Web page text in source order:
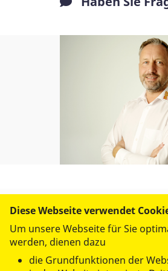
Pflegeberatung
Diese Webseite verwendet
Um unsere Webseite für Sie
werden, dienen dazu
die Grundfunktionen der